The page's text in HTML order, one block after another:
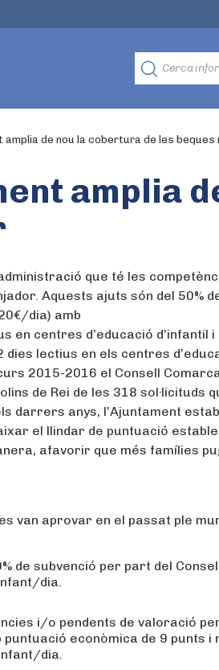
amplia de nou la cobertura de les beques
amplia
que té les
Aquests ajuts són del 50%
dia) amb
en centres d’educació d’infantil
dies lectius en els centres
2015-2016 el Consell
de Rei de les 318 sol·licituds
darrers anys, l’Ajuntament
el llindar de puntuació
afavorir que més famílies
van aprovar en el passat ple
de subvenció per part del
dia.
i/o pendents de valoració
econòmica de 9 punts i
dia.